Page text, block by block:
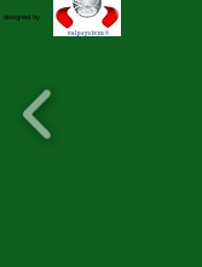
designed by